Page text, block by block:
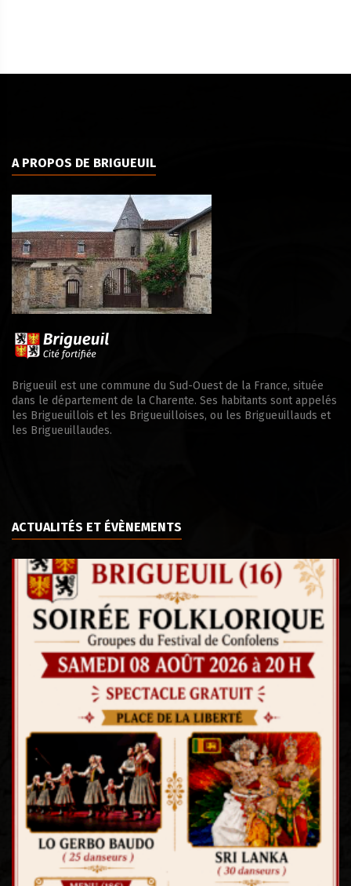
A PROPOS DE BRIGUEUIL
Brigueuil est une commune du Sud-Ouest de la France, située
dans le département de la Charente. Ses habitants sont appelés
les Brigueuillois et les Brigueuilloises, ou les Brigueuillauds et
les Brigueuillaudes.
ACTUALITÉS ET ÉVÈNEMENTS